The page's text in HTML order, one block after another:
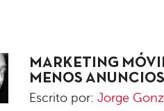
MARKETING
MENOS
Escrito por: Jorge